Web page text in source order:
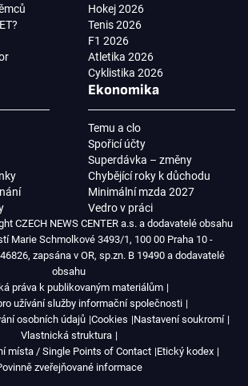
Hokej 2026
Tenis 2026
F1 2026
Atletika 2026
Cyklistika 2026
Ekonomika
Temu a clo
Spořicí účty
Superdávka – změny
Chybějící roky k důchodu
Minimální mzda 2027
Vedro v práci
CZECH NEWS CENTER a.s. a dodavatelé obsahu
Marie Schmolkové 3493/1, 100 00 Praha 10 -
zapsána v OR, sp.zn. B 19490 a dodavatelé
obsahu
práva k publikovaným materiálům
užívání služby informační společnosti
osobních údajů Cookies Nastavení soukromí
Vlastnická struktura
místa / Single Points of Contact Etický kodex
zveřejňované informace